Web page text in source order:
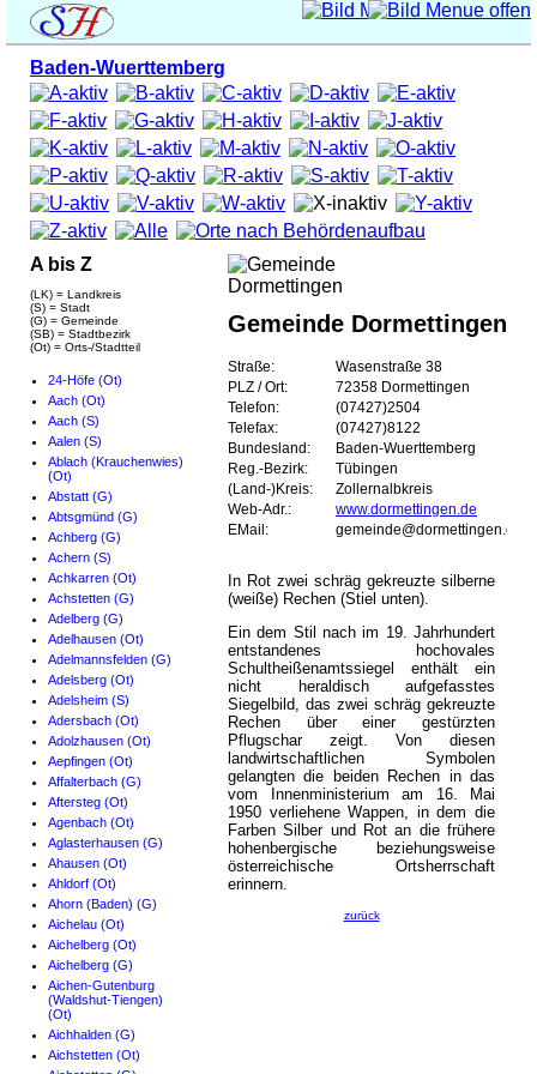
Baden-Wuerttemberg
A bis Z
(LK) = Landkreis
(S) = Stadt
(G) = Gemeinde
(SB) = Stadtbezirk
(Ot) = Orts-/Stadtteil
24-Höfe (Ot)
Aach (Ot)
Aach (S)
Aalen (S)
Ablach (Krauchenwies)
(Ot)
Abstatt (G)
Abtsgmünd (G)
Achberg (G)
Achern (S)
Achkarren (Ot)
Achstetten (G)
Adelberg (G)
Adelhausen (Ot)
Adelmannsfelden (G)
Adelsberg (Ot)
Adelsheim (S)
Adersbach (Ot)
Adolzhausen (Ot)
Aepfingen (Ot)
Affalterbach (G)
Aftersteg (Ot)
Agenbach (Ot)
Aglasterhausen (G)
Ahausen (Ot)
Ahldorf (Ot)
Ahorn (Baden) (G)
Aichelau (Ot)
Aichelberg (Ot)
Aichelberg (G)
Aichen-Gutenburg
(Waldshut-Tiengen)
(Ot)
Aichhalden (G)
Aichstetten (Ot)
Gemeinde Dormettingen
Straße:
Wasenstraße 38
PLZ / Ort:
72358 Dormettingen
Telefon:
(07427)2504
Telefax:
(07427)8122
Bundesland:
Baden-Wuerttemberg
Reg.-Bezirk:
Tübingen
(Land-)Kreis:
Zollernalbkreis
Web-Adr.:
www.dormettingen.de
EMail:
gemeinde@dormettingen.de
In Rot zwei schräg gekreuzte silberne
(weiße) Rechen (Stiel unten).
Ein dem Stil nach im 19. Jahrhundert
entstandenes hochovales
Schultheißenamtssiegel enthält ein
nicht heraldisch aufgefasstes
Siegelbild, das zwei schräg gekreuzte
Rechen über einer gestürzten
Pflugschar zeigt. Von diesen
landwirtschaftlichen Symbolen
gelangten die beiden Rechen in das
vom Innenministerium am 16. Mai
1950 verliehene Wappen, in dem die
Farben Silber und Rot an die frühere
hohenbergische beziehungsweise
österreichische Ortsherrschaft
erinnern.
zurück